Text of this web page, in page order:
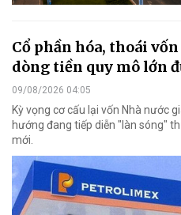
Cổ phần hóa, thoái
dòng tiền quy mô lớn
09/08/2026 04:05
Kỳ vọng cơ cấu lại vốn Nhà nước
hướng đang tiếp diễn "làn sóng"
mới.